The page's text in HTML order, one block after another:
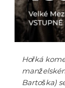
Hořká
Bartoška)